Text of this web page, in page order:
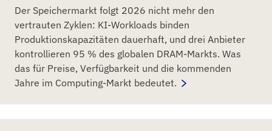
Der Speichermarkt folgt 2026 nicht mehr den
vertrauten Zyklen: KI-Workloads binden
Produktionskapazitäten dauerhaft, und drei Anbieter
kontrollieren 95 % des globalen DRAM-Markts. Was
das für Preise, Verfügbarkeit und die kommenden
Jahre im Computing-Markt bedeutet.